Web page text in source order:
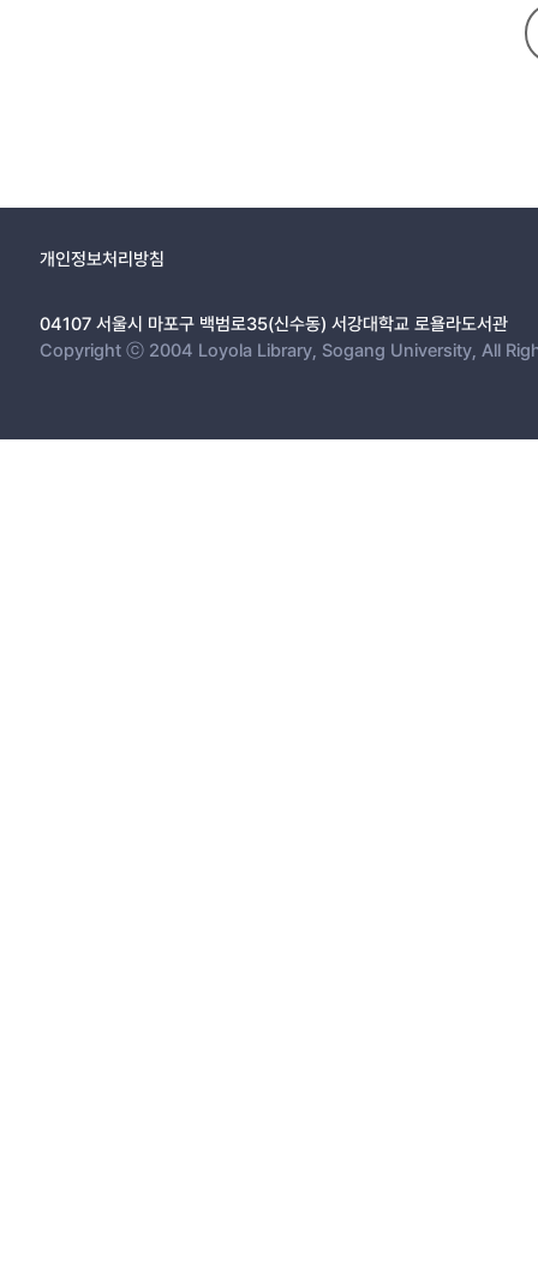
개인정보처리방침
04107 서울시 마포구 백범로35(신수동) 서강대학교 로욜라도서관
Copyright ⓒ 2004 Loyola Library, Sogang University, All